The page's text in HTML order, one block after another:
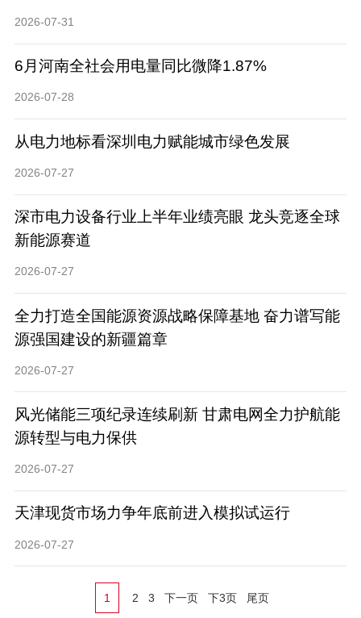
2026-07-31
6月河南全社会用电量同比微降1.87%
2026-07-28
从电力地标看深圳电力赋能城市绿色发展
2026-07-27
深市电力设备行业上半年业绩亮眼 龙头竞逐全球
新能源赛道
2026-07-27
全力打造全国能源资源战略保障基地 奋力谱写能
源强国建设的新疆篇章
2026-07-27
风光储能三项纪录连续刷新 甘肃电网全力护航能
源转型与电力保供
2026-07-27
天津现货市场力争年底前进入模拟试运行
2026-07-27
1 2 3 下一页 下3页 尾页